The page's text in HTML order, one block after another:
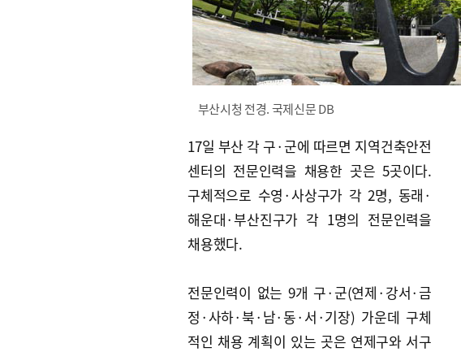
부산시청 전경. 국제신문 DB
17일 부산 각 구·군에 따르면 지역건축안전
센터의 전문인력을 채용한 곳은 5곳이다.
구체적으로 수영·사상구가 각 2명, 동래·
해운대·부산진구가 각 1명의 전문인력을
채용했다.
전문인력이 없는 9개 구·군(연제·강서·금
정·사하·북·남·동·서·기장) 가운데 구체
적인 채용 계획이 있는 곳은 연제구와 서구